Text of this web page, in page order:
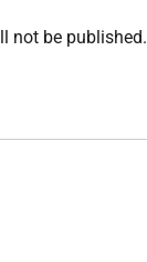
not be published.